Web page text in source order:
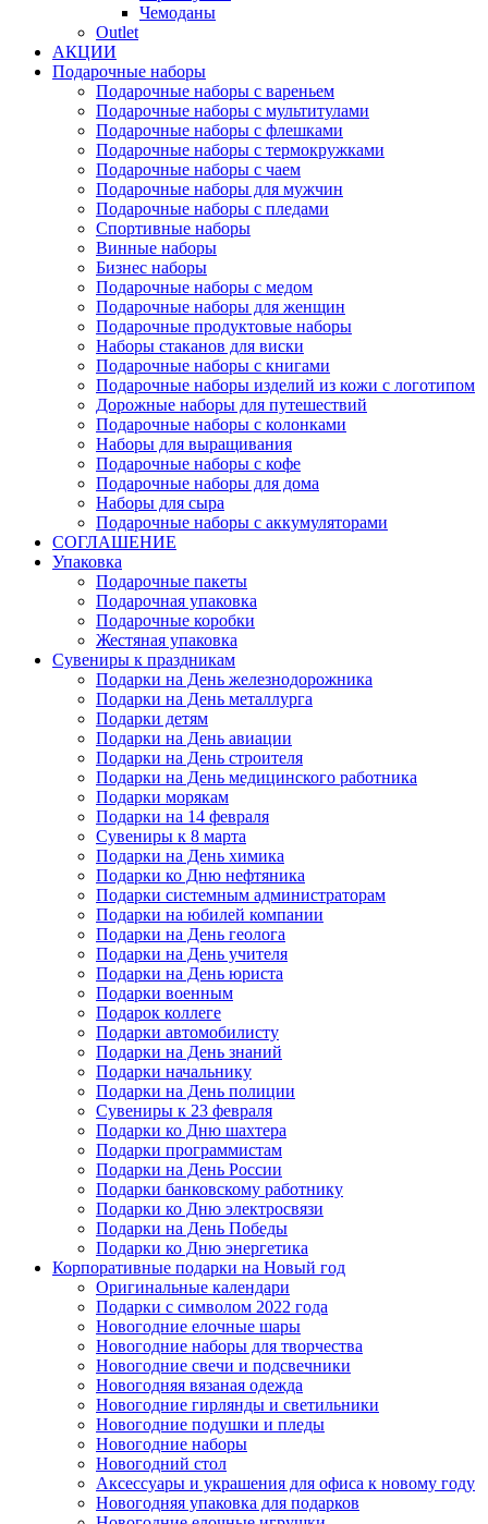
Чемоданы
Outlet
АКЦИИ
Подарочные наборы
Подарочные наборы с вареньем
Подарочные наборы с мультитулами
Подарочные наборы с флешками
Подарочные наборы с термокружками
Подарочные наборы с чаем
Подарочные наборы для мужчин
Подарочные наборы с пледами
Спортивные наборы
Винные наборы
Бизнес наборы
Подарочные наборы с медом
Подарочные наборы для женщин
Подарочные продуктовые наборы
Наборы стаканов для виски
Подарочные наборы с книгами
Подарочные наборы изделий из кожи с логотипом
Дорожные наборы для путешествий
Подарочные наборы с колонками
Наборы для выращивания
Подарочные наборы с кофе
Подарочные наборы для дома
Наборы для сыра
Подарочные наборы с аккумуляторами
СОГЛАШЕНИЕ
Упаковка
Подарочные пакеты
Подарочная упаковка
Подарочные коробки
Жестяная упаковка
Сувениры к праздникам
Подарки на День железнодорожника
Подарки на День металлурга
Подарки детям
Подарки на День авиации
Подарки на День строителя
Подарки на День медицинского работника
Подарки морякам
Подарки на 14 февраля
Сувениры к 8 марта
Подарки на День химика
Подарки ко Дню нефтяника
Подарки системным администраторам
Подарки на юбилей компании
Подарки на День геолога
Подарки на День учителя
Подарки на День юриста
Подарки военным
Подарок коллеге
Подарки автомобилисту
Подарки на День знаний
Подарки начальнику
Подарки на День полиции
Сувениры к 23 февраля
Подарки ко Дню шахтера
Подарки программистам
Подарки на День России
Подарки банковскому работнику
Подарки ко Дню электросвязи
Подарки на День Победы
Подарки ко Дню энергетика
Корпоративные подарки на Новый год
Оригинальные календари
Подарки с символом 2022 года
Новогодние елочные шары
Новогодние наборы для творчества
Новогодние свечи и подсвечники
Новогодняя вязаная одежда
Новогодние гирлянды и светильники
Новогодние подушки и пледы
Новогодние наборы
Новогодний стол
Аксессуары и украшения для офиса к новому году
Новогодняя упаковка для подарков